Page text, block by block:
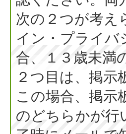
次の２つが考え
イン・プライバ
合、１３歳未満
２つ目は、掲
この場合、掲示
のどちらかが行